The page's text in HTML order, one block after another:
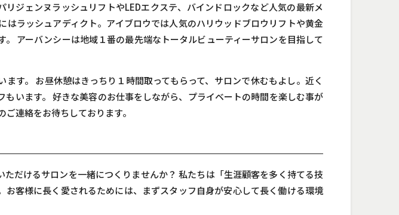
リジェンヌラッシュリフトやLEDエクステ、バインドロックなど人気の最新メ
はラッシュアディクト。アイブロウでは人気のハリウッドブロウリフトや黄金
アーバンシーは地域１番の最先端なトータルビューティーサロンを目指して
す。 お昼休憩はきっちり１時間取ってもらって、サロンで休むもよし。近く
います。 好きな美容のお仕事をしながら、プライベートの時間を楽しむ事が
連絡をお待ちしております。
だけるサロンを一緒につくりませんか？ 私たちは「生涯顧客を多く持てる技
お客様に長く愛されるためには、まずスタッフ自身が安心して長く働ける環境